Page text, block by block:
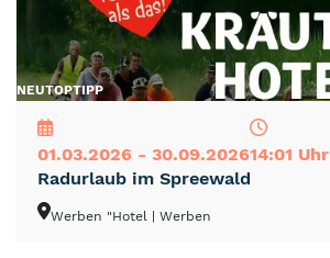
NEUTOPTIPP
01.03.2026 - 30.09.202614:01 Uhr
Radurlaub im Spreewald
Werben "Hotel | Werben